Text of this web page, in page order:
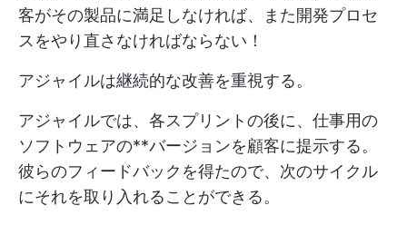
客がその製品に満足しなければ、また開発プロセ
スをやり直さなければならない！
アジャイルは継続的な改善を重視する。
アジャイルでは、各スプリントの後に、仕事用の
ソフトウェアの**バージョンを顧客に提示する。
彼らのフィードバックを得たので、次のサイクル
にそれを取り入れることができる。